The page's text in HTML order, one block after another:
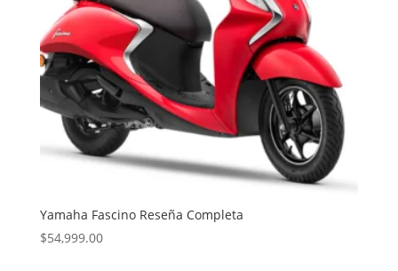
Yamaha Fascino Reseña Completa
$54,999.00